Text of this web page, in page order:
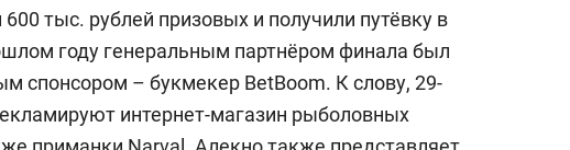
тыс. рублей призовых и получили путёвку в
году генеральным партнёром финала был
спонсором – букмекер BetBoom. К слову, 29-
интернет-магазин рыболовных